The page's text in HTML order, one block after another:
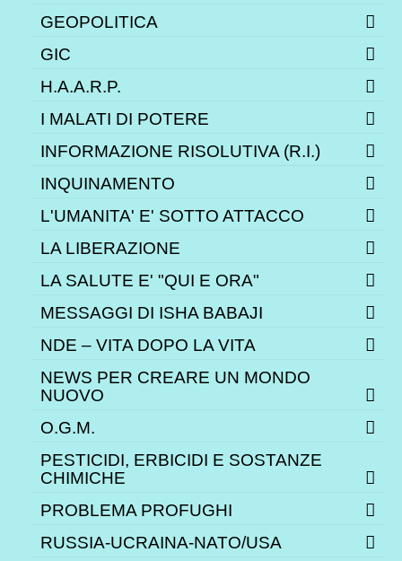
GEOPOLITICA
GIC
H.A.A.R.P.
I MALATI DI POTERE
INFORMAZIONE RISOLUTIVA (R.I.)
INQUINAMENTO
L'UMANITA' E' SOTTO ATTACCO
LA LIBERAZIONE
LA SALUTE E' "QUI E ORA"
MESSAGGI DI ISHA BABAJI
NDE – VITA DOPO LA VITA
NEWS PER CREARE UN MONDO
NUOVO
O.G.M.
PESTICIDI, ERBICIDI E SOSTANZE
CHIMICHE
PROBLEMA PROFUGHI
RUSSIA-UCRAINA-NATO/USA